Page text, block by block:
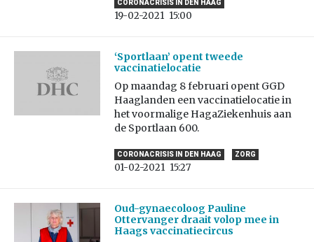
CORONACRISIS IN DEN HAAG
19-02-2021 15:00
‘Sportlaan’ opent tweede
vaccinatielocatie
Op maandag 8 februari opent GGD
Haaglanden een vaccinatielocatie in
het voormalige HagaZiekenhuis aan
de Sportlaan 600.
CORONACRISIS IN DEN HAAG ZORG
01-02-2021 15:27
Oud-gynaecoloog Pauline
Ottervanger draait volop mee in
Haags vaccinatiecircus